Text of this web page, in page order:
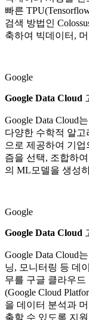
빠른
검색 방법인
축하여 빅데이터,
Google
Google Data Cloud
Google Data Cloud
다양한 수학적 알
으로 제공하여 기
즘을 선택, 조합하
의 ML모델을 생성
Google
Google Data Cloud
Google Data Cloud
닝, 모니터링 등 데
무를 구글 클라우드
(Google Cloud
을 데이터 분석과
출할 수 있도록 지